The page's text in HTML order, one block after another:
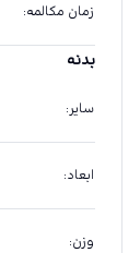
زمان مکالمه:
بدنه
سایر:
ابعاد:
وزن: